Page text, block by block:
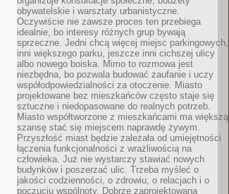
obywatelskie i warsztaty urbanistyczne.
Oczywiście nie zawsze proces ten przebiega
idealnie, bo interesy różnych grup bywają
sprzeczne. Jedni chcą więcej miejsc parkingowych,
inni większego parku, jeszcze inni cichszej ulicy
albo nowego boiska. Mimo to rozmowa jest
niezbędna, bo pozwala budować zaufanie i uczy
współodpowiedzialności za otoczenie. Miasto
projektowane bez mieszkańców często staje się
sztuczne i niedopasowane do realnych potrzeb.
Miasto współtworzone z mieszkańcami ma większą
szansę stać się miejscem naprawdę żywym.
Przyszłość miast będzie zależała od umiejętności
łączenia funkcjonalności z wrażliwością na
człowieka. Już nie wystarczy stawiać nowych
budynków i poszerzać ulic. Trzeba myśleć o
jakości codzienności, o zdrowiu, o relacjach i o
poczuciu wspólnoty. Dobrze zaprojektowana